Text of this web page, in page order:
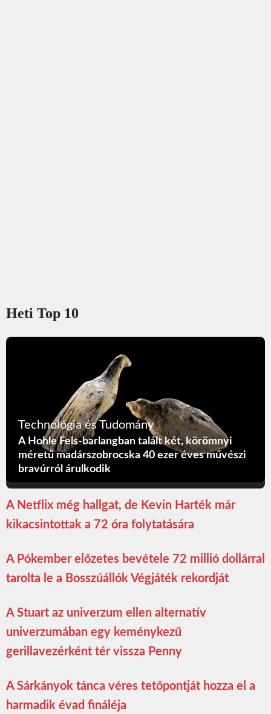
Heti Top 10
Technológia és Tudomány
A Hohle Fels-barlangban talált két, körömnyi
méretű madárszobrocska 40 ezer éves művészi
bravúrról árulkodik
A Netflix még hallgat, de Kevin Harték már
kikacsintottak a 72 óra folytatására
A Pókember előzetes bevétele 72 millió dollárral
tarolta le a Bosszúállók Végjáték rekordját
A Stuart az univerzum ellen alternatív
univerzumában egy keménykezű
gerillavezérként tér vissza Penny
A Sárkányok tánca véres tetőpontját hozza el a
harmadik évad fináléja